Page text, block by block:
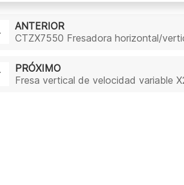
ANTERIOR
CTZX7550 Fresadora horizontal/
PRÓXIMO
Fresa vertical de velocidad variable